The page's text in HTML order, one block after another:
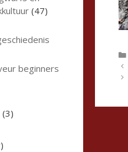
(47)
beginners
(3)